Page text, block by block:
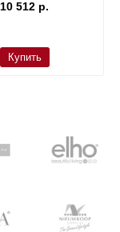
10 512 р.
Купить